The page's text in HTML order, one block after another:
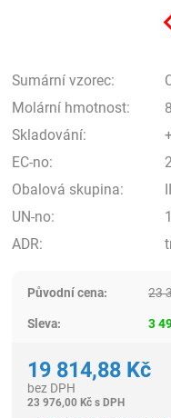
Sumární vzorec:
Molární hmotnost:
Skladování:
EC-no:
Obalová skupina:
II
UN-no:
ADR:
Původní cena: 23
Sleva: 3
19 814,88 Kč
bez DPH
23 976,00 Kč s DPH